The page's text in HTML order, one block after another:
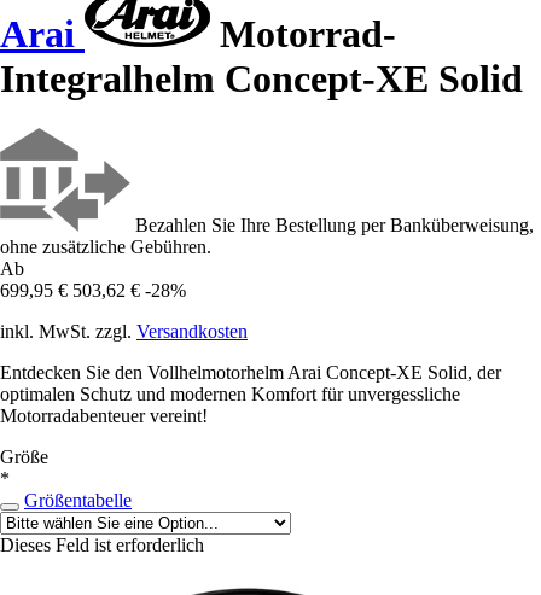
Arai
Motorrad-
Integralhelm Concept-XE Solid
Bezahlen Sie Ihre Bestellung per Banküberweisung,
ohne zusätzliche Gebühren.
Ab
699,95 € 503,62 € -28%
inkl. MwSt. zzgl. Versandkosten
Entdecken Sie den Vollhelmotorhelm Arai Concept-XE Solid, der
optimalen Schutz und modernen Komfort für unvergessliche
Motorradabenteuer vereint!
Größe
*
Größentabelle
Dieses Feld ist erforderlich